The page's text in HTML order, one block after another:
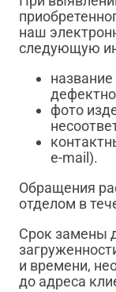
наш
следующую
фото
e-mail).
Обращения
отделом в
Срок замены
и времени,
до адреса